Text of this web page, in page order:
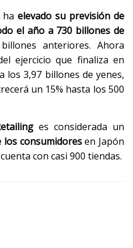
haelevado su previsión de
el año a 730 billones de
anteriores. Ahora
ejercicio que finaliza en
los 3,97 billones de yenes,
un 15% hasta los 500
es considerada un
los consumidoresen Japón
con casi 900 tiendas.